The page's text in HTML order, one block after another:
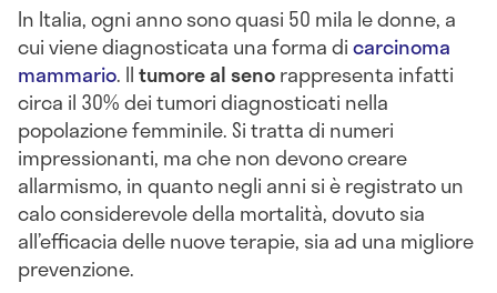
In Italia, ogni anno sono quasi 50 mila le donne, a
cui viene diagnosticata una forma dicarcinoma
mammario. Iltumore al senorappresenta infatti
circa il 30% dei tumori diagnosticati nella
popolazione femminile. Si tratta di numeri
impressionanti, ma che non devono creare
allarmismo, in quanto negli anni si è registrato un
calo considerevole della mortalità, dovuto sia
all’efficacia delle nuove terapie, sia ad una migliore
prevenzione.